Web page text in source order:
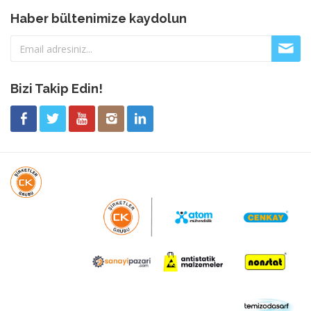
Haber bültenimize kaydolun
Bizi Takip Edin!